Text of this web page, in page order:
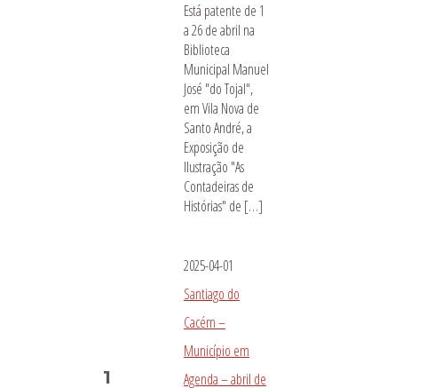
1
Está patente de 1
a 26 de abril na
Biblioteca
Municipal Manuel
José "do Tojal",
em Vila Nova de
Santo André, a
Exposição de
Ilustração "As
Contadeiras de
Histórias" de […]
2025-04-01
Santiago do
Cacém –
Município em
Agenda – abril de